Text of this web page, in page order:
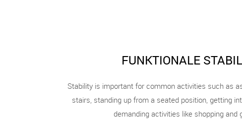
FUNKTIONALE
Stability is important for common activities such as
stairs, standing up from a seated position, getting
demanding activities like shopping and